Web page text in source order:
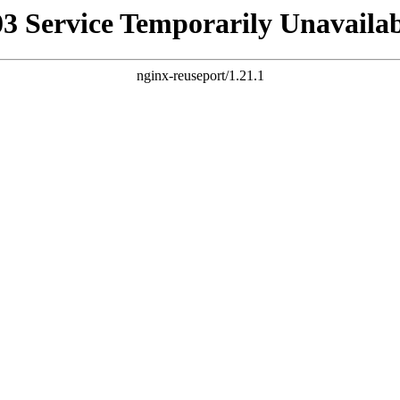
Service Temporarily
nginx-reuseport/1.21.1